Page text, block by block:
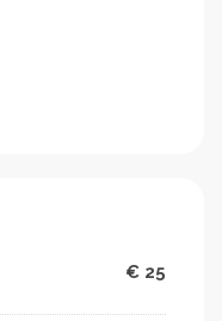
worden
met al
Frank van
zij in het leven
, zing , huil en
de
€ 25